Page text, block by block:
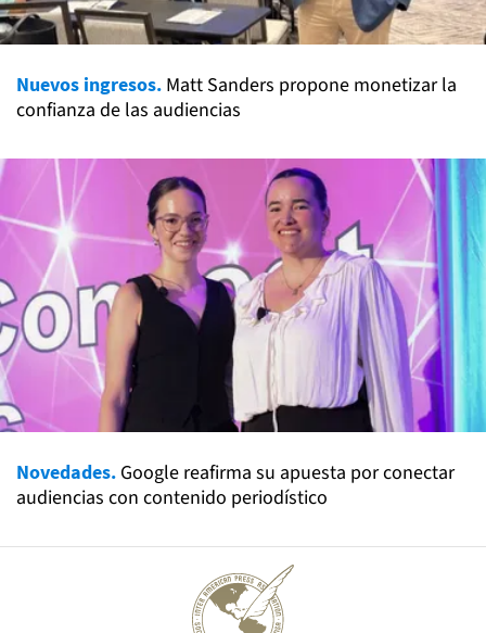
Nuevos ingresos. Matt Sanders propone monetizar la
confianza de las audiencias
Novedades. Google reafirma su apuesta por conectar
audiencias con contenido periodístico